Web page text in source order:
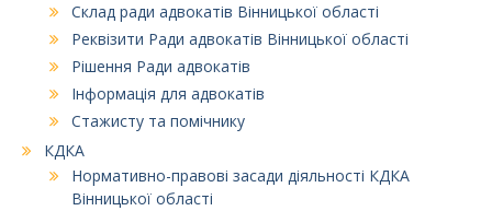
Склад ради адвокатів Вінницької області
Реквізити Ради адвокатів Вінницької області
Рішення Ради адвокатів
Інформація для адвокатів
Стажисту та помічнику
КДКА
Нормативно-правові засади діяльності КДКА
Вінницької області